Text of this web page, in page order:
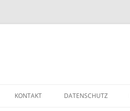
KONTAKT DATENSCHUTZ